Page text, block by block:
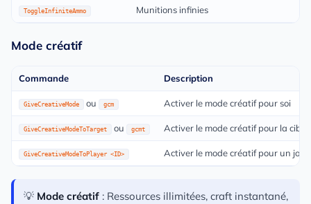
ToggleInfiniteAmmo Munitions infinies
Mode créatif
Commande Description
GiveCreativeMode ou gcm Activer le mode créatif pour soi
GiveCreativeModeToTarget ou gcmt Activer le mode créatif pour la cible
GiveCreativeModeToPlayer <ID> Activer le mode créatif pour un
💡 Mode créatif : Ressources illimitées, craft instantané,